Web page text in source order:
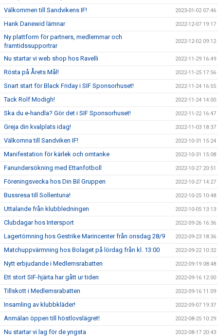
Välkommen till Sandvikens IF! 2023-01-02 07:46
Hank Danewid lämnar 2022-12-07 19:17
Ny plattform för partners, medlemmar och
framtidssupportrar
2022-12-02 09:12
Nu startar vi web shop hos Ravelli 2022-11-29 16:49
Rösta på Årets Mål! 2022-11-25 17:56
Snart start för Black Friday i SIF Sponsorhuset! 2022-11-24 16:55
Tack Rolf Modigh! 2022-11-24 14:00
Ska du e-handla? Gör det i SIF Sponsorhuset! 2022-11-22 16:47
Greja din kvalplats idag! 2022-11-03 18:37
Välkomna till Sandviken IF! 2022-10-31 15:24
Manifestation för kärlek och omtanke 2022-10-31 15:08
Fanundersökning med Ettanfotboll 2022-10-27 20:51
Föreningsvecka hos Din Bil Gruppen 2022-10-27 14:27
Bussresa till Sollentuna! 2022-10-25 10:48
Uttalande från klubbledningen 2022-10-05 13:13
Clubdagar hos Intersport 2022-09-26 16:36
Lagertömning hos Gestrike Marincenter från onsdag 28/9 2022-09-23 18:36
Matchuppvärmning hos Bolaget på lördag från kl. 13:00 2022-09-22 10:32
Nytt erbjudande i Medlemsrabatten 2022-09-19 08:48
Ett stort SIF-hjärta har gått ur tiden 2022-09-16 12:00
Tillskott i Medlemsrabatten 2022-09-16 11:09
Insamling av klubbkläder! 2022-09-07 19:37
Anmälan öppen till höstlovslägret! 2022-08-25 10:29
Nu startar vi lag för de yngsta 2022-08-17 20:43